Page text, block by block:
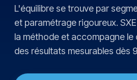
L'équilibre se trouve par
et paramétrage rigoureux.
la méthode et accompagne
des résultats mesurables dès